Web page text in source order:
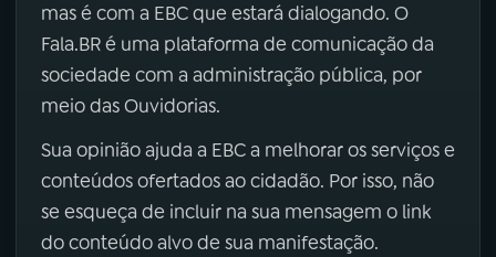
mas é com a EBC que estará dialogando. O
Fala.BR é uma plataforma de comunicação da
sociedade com a administração pública, por
meio das Ouvidorias.
Sua opinião ajuda a EBC a melhorar os serviços e
conteúdos ofertados ao cidadão. Por isso, não
se esqueça de incluir na sua mensagem o link
do conteúdo alvo de sua manifestação.